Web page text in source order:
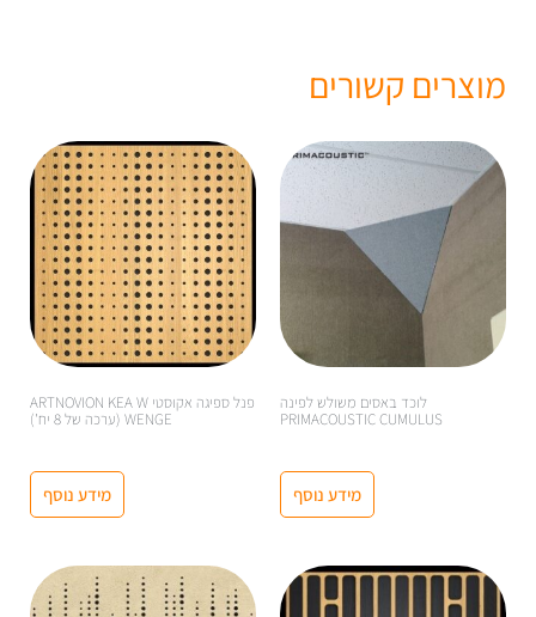
מוצרים קשורים
לוכד באסים משולש לפינה
PRIMACOUSTIC CUMULUS
מידע נוסף
פנל ספיגה אקוסטי ARTNOVION KEA W
WENGE (ערכה של 8 יח')
מידע נוסף